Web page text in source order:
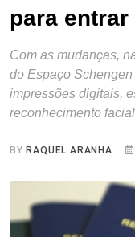
para
Com as mudanças,
do Espaço
impressões digitais,
reconhecimento facial
BYRAQUEL ARANHA